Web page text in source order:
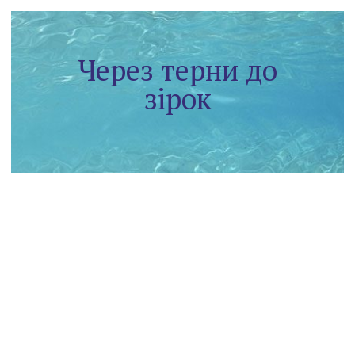
Через терни до
зірок